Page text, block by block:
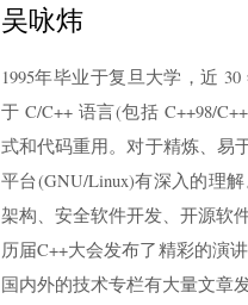
吴咏炜
1995年毕业于复旦大学，近
于 C/C++ 语言(包括 C++98/
式和代码重用。对于精炼、易
平台(GNU/Linux)有深入的理
架构、安全软件开发、开源软
历届C++大会发布了精彩的演
国内外的技术专栏有大量文章